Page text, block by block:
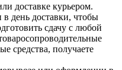
доставке курьером.
день доставки, чтобы
сдачу с любой
средства, получаете